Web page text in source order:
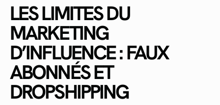
LES LIMITES DU
MARKETING
D’INFLUENCE : FAUX
ABONNÉS ET
DROPSHIPPING